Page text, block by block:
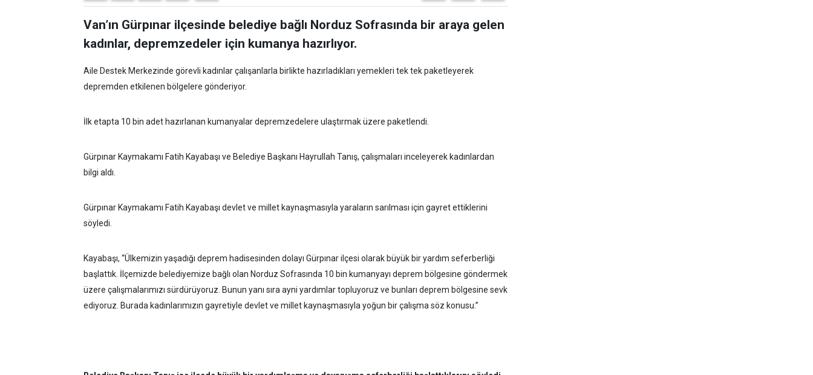
Van’ın Gürpınar ilçesinde belediye bağlı Norduz Sofrasında bir araya gelen
kadınlar, depremzedeler için kumanya hazırlıyor.
Aile Destek Merkezinde görevli kadınlar çalışanlarla birlikte hazırladıkları yemekleri tek tek paketleyerek
depremden etkilenen bölgelere gönderiyor.
İlk etapta 10 bin adet hazırlanan kumanyalar depremzedelere ulaştırmak üzere paketlendi.
Gürpınar Kaymakamı Fatih Kayabaşı ve Belediye Başkanı Hayrullah Tanış, çalışmaları inceleyerek kadınlardan
bilgi aldı.
Gürpınar Kaymakamı Fatih Kayabaşı devlet ve millet kaynaşmasıyla yaraların sarılması için gayret ettiklerini
söyledi.
Kayabaşı, “Ülkemizin yaşadığı deprem hadisesinden dolayı Gürpınar ilçesi olarak büyük bir yardım seferberliği
başlattık. İlçemizde belediyemize bağlı olan Norduz Sofrasında 10 bin kumanyayı deprem bölgesine göndermek
üzere çalışmalarımızı sürdürüyoruz. Bunun yanı sıra ayni yardımlar topluyoruz ve bunları deprem bölgesine sevk
ediyoruz. Burada kadınlarımızın gayretiyle devlet ve millet kaynaşmasıyla yoğun bir çalışma söz konusu.”